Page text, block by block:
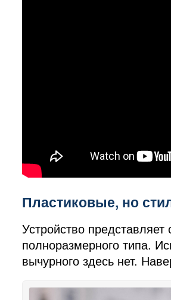
Пластиковые, но
Устройство
полноразмерного типа.
вычурного здесь нет.